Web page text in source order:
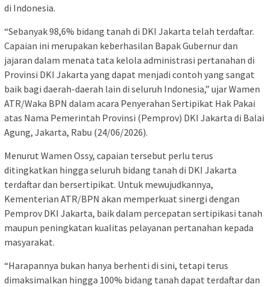
di Indonesia.
“Sebanyak 98,6% bidang tanah di DKI Jakarta telah terdaftar.
Capaian ini merupakan keberhasilan Bapak Gubernur dan
jajaran dalam menata tata kelola administrasi pertanahan di
Provinsi DKI Jakarta yang dapat menjadi contoh yang sangat
baik bagi daerah-daerah lain di seluruh Indonesia,” ujar Wamen
ATR/Waka BPN dalam acara Penyerahan Sertipikat Hak Pakai
atas Nama Pemerintah Provinsi (Pemprov) DKI Jakarta di Balai
Agung, Jakarta, Rabu (24/06/2026).
Menurut Wamen Ossy, capaian tersebut perlu terus
ditingkatkan hingga seluruh bidang tanah di DKI Jakarta
terdaftar dan bersertipikat. Untuk mewujudkannya,
Kementerian ATR/BPN akan memperkuat sinergi dengan
Pemprov DKI Jakarta, baik dalam percepatan sertipikasi tanah
maupun peningkatan kualitas pelayanan pertanahan kepada
masyarakat.
“Harapannya bukan hanya berhenti di sini, tetapi terus
dimaksimalkan hingga 100% bidang tanah dapat terdaftar dan